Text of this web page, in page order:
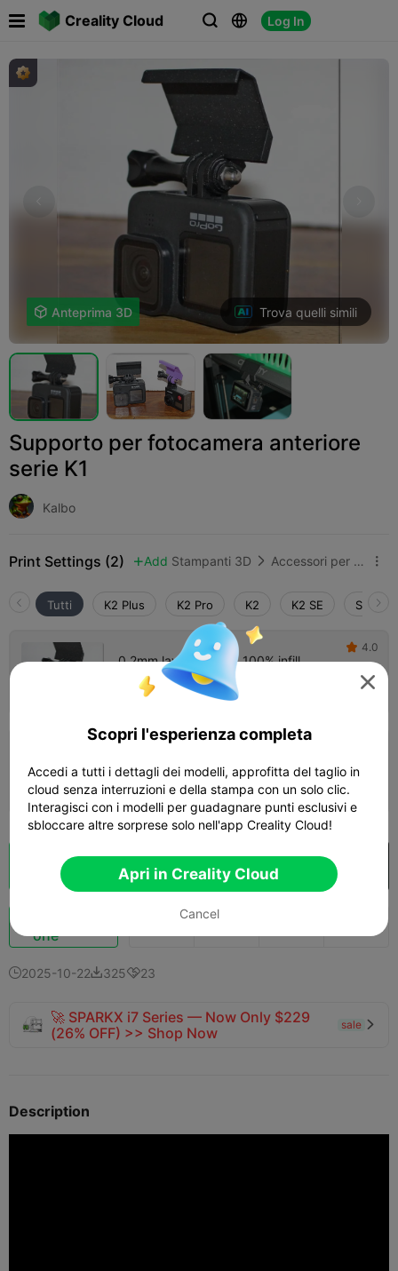
Creality Cloud   Log In
 Anteprima 3D Trova quelli simili
Supporto per fotocamera anteriore
serie K1
Kalbo
Print Settings (2)  Add Stampanti 3D  Accessori per stampanti 3D 
Tutti K2 Plus K2 Pro K2 K2 SE
0.2mm layer, 2 walls, 100% infill
Autore  19m 45s
 4.0
 26m 52s  1 plates 7.04g
Cloud Slice Apri in Creality Cloud
one
2025-10-2232523
🚀 SPARKX i7 Series — Now Only $229
(26% OFF) >> Shop Now
sale 
Description

Scopri l'esperienza completa
Accedi a tutti i dettagli dei modelli, approfitta del taglio in
cloud senza interruzioni e della stampa con un solo clic.
Interagisci con i modelli per guadagnare punti esclusivi e
sbloccare altre sorprese solo nell'app Creality Cloud!
Apri in Creality Cloud
Cancel